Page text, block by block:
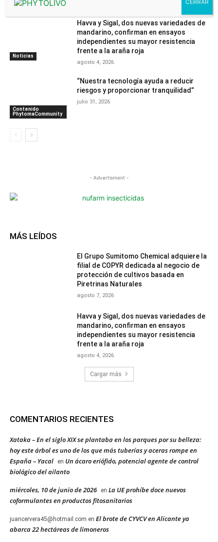
Noticias
Havva y Sigal, dos nuevas variedades de
mandarino, confirman en ensayos
independientes su mayor resistencia
frente a la araña roja
agosto 4, 2026
Contenido
PhytomaCommunity
“Nuestra tecnología ayuda a reducir
riesgos y proporcionar tranquilidad”
julio 31, 2026
- Advertisment -
MÁS LEÍDOS
El Grupo Sumitomo Chemical adquiere la
filial de COPYR dedicada al negocio de
protección de cultivos basada en
Piretrinas Naturales
agosto 7, 2026
Havva y Sigal, dos nuevas variedades de
mandarino, confirman en ensayos
independientes su mayor resistencia
frente a la araña roja
agosto 4, 2026
Cargar más
COMENTARIOS RECIENTES
Xataka – En el siglo XIX se plantaba en los parques por su belleza:
hoy este árbol es uno de los que más tuberías y aceras rompe en
España – Yacal
en Un ácaro eriófido, potencial agente de control
biológico del ailanto
miércoles, 10 de junio de 2026 en La UE prohíbe doce nuevos
coformulantes en productos fitosanitarios
juancervera45@hotmail.com en El brote de CYVCV en Alicante ya
abarca 22 hectáreas de limoneros